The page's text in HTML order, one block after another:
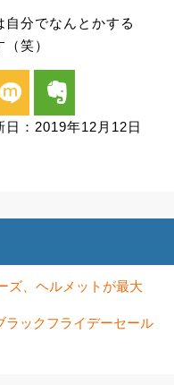
分でなんとかする
笑）
mixi evernote
日：2019年12月12日
ズ、ヘルメットが最大
ラックフライデーセール